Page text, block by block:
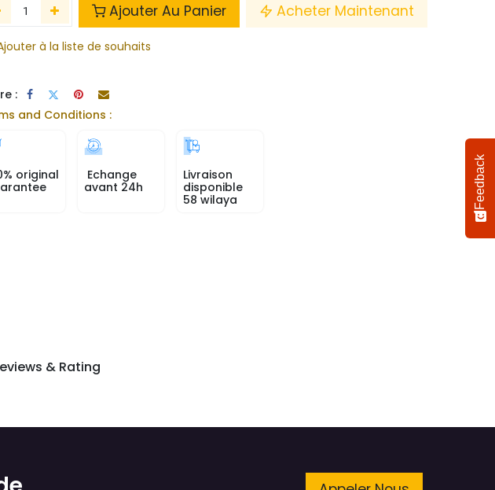
Ajouter Au Panier Acheter Maintenant
à la liste de souhaits
:
and Conditions :
original
Echange
avant 24h
Livraison
disponible
58 wilaya
& Rating
Feedback